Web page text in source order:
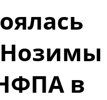
Нозимы
в